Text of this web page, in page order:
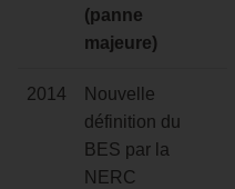
(panne
majeure)
2014
Nouvelle
définition du
BES par la
NERC